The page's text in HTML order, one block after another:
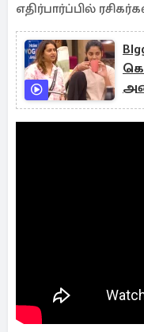
எதிர்பார்ப்பில்